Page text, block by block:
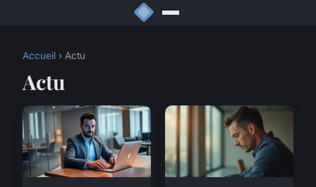
Accueil › Actu
Actu